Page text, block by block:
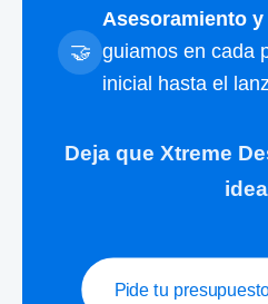
🤝
Asesoramiento y
guiamos en cada
inicial hasta el
Deja que Xtreme
Pide tu